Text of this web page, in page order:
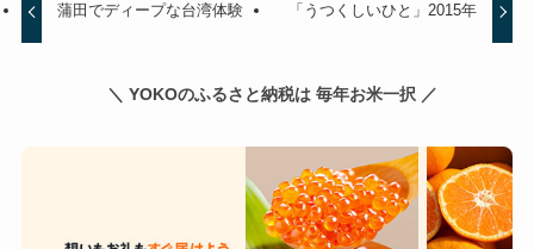
蒲田でディープな台湾体験 「うつくしいひと」2015年
＼ YOKOのふるさと納税は 毎年お米一択 ／